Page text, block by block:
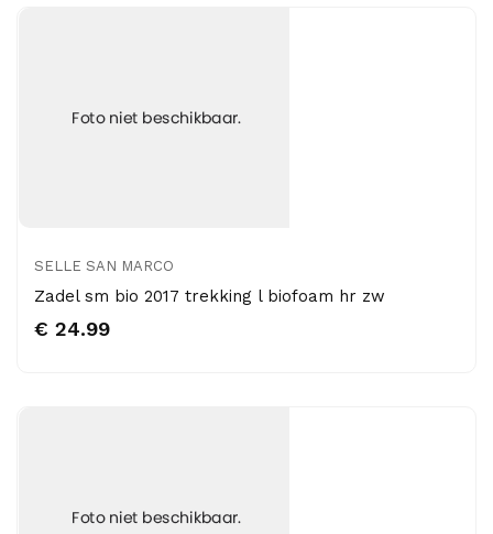
SELLE SAN MARCO
Zadel sm bio 2017 trekking l biofoam hr zw
€ 24.99